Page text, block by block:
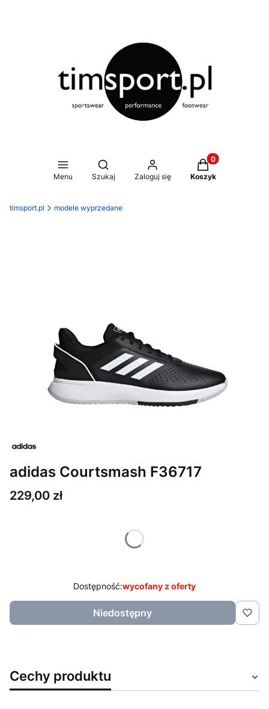
Menu
Otwórz wyszukiwarkę
Szukaj Zaloguj się
Produkty w
Koszyk
timsport.pl modele wyprzedane
adidas Courtsmash F36717
Cena
229,00 zł
Poszczególne warianty mogą różnić się ceną
Dostępność:wycofany z oferty
Niedostępny
Cechy produktu